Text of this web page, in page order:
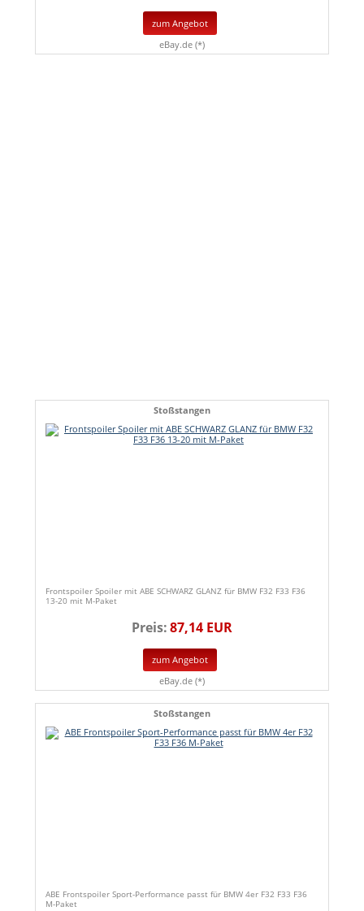
zum Angebot
eBay.de (*)
Stoßstangen
Frontspoiler Spoiler mit ABE SCHWARZ GLANZ für BMW F32 F33 F36
13-20 mit M-Paket
Preis:87,14 EUR
zum Angebot
eBay.de (*)
Stoßstangen
ABE Frontspoiler Sport-Performance passt für BMW 4er F32 F33 F36
M-Paket